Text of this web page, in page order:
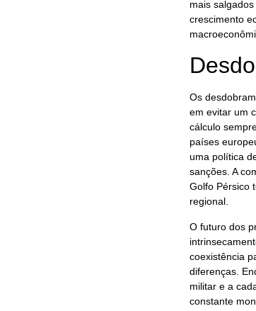
mais
crescimento
Os
em evitar um
cálculo
países
uma política
sanções. A
Golfo Pérsico
regional.
O futuro dos
coexistência
diferenças.
militar e a
constante